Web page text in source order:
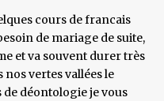
cours de francais
de mariage de suite,
et va souvent durer très
nos vertes vallées le
déontologie je vous